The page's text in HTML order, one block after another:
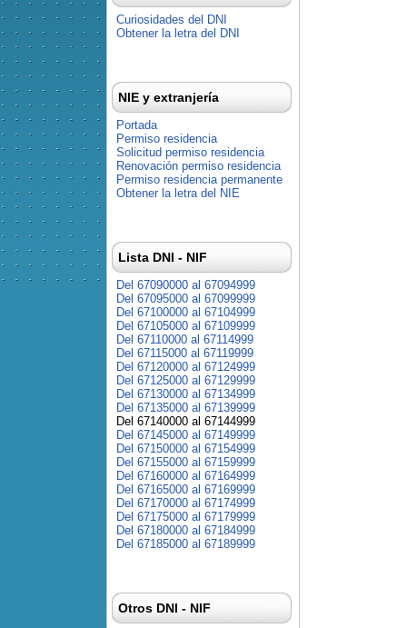
Curiosidades del DNI
Obtener la letra del DNI
NIE y extranjería
Portada
Permiso residencia
Solicitud permiso residencia
Renovación permiso residencia
Permiso residencia permanente
Obtener la letra del NIE
Lista DNI - NIF
Del 67090000 al 67094999
Del 67095000 al 67099999
Del 67100000 al 67104999
Del 67105000 al 67109999
Del 67110000 al 67114999
Del 67115000 al 67119999
Del 67120000 al 67124999
Del 67125000 al 67129999
Del 67130000 al 67134999
Del 67135000 al 67139999
Del 67140000 al 67144999
Del 67145000 al 67149999
Del 67150000 al 67154999
Del 67155000 al 67159999
Del 67160000 al 67164999
Del 67165000 al 67169999
Del 67170000 al 67174999
Del 67175000 al 67179999
Del 67180000 al 67184999
Del 67185000 al 67189999
Otros DNI - NIF